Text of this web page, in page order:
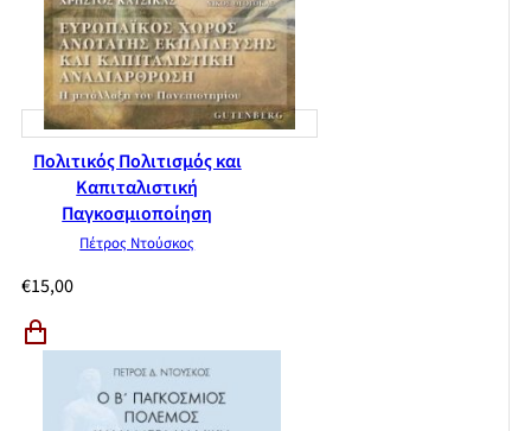
Πολιτικός Πολιτισμός και
Καπιταλιστική
Παγκοσμιοποίηση
Πέτρος Ντούσκος
€15,00